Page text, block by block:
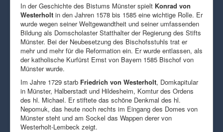
In der Geschichte des Bistums Münster spielt Konrad von
Westerholt in den Jahren 1578 bis 1585 eine wichtige Rolle. Er
wurde wegen seiner Weltgewandtheit und seiner umfassenden
Bildung als Domscholaster Statthalter der Regierung des Stifts
Münster. Bei der Neubesetzung des Bischofsstuhls trat er
mehr und mehr für die Reformation ein. Er wurde entlassen, als
der katholische Kurfürst Ernst von Bayern 1585 Bischof von
Münster wurde.
Im Jahre 1729 starb Friedrich von Westerholt, Domkapitular
in Münster, Halberstadt und Hildesheim, Komtur des Ordens
des hl. Michael. Er stiftete das schöne Denkmal des hl.
Nepomuk, das heute noch rechts im Eingang des Domes von
Münster steht und am Sockel das Wappen derer von
Westerholt-Lembeck zeigt.